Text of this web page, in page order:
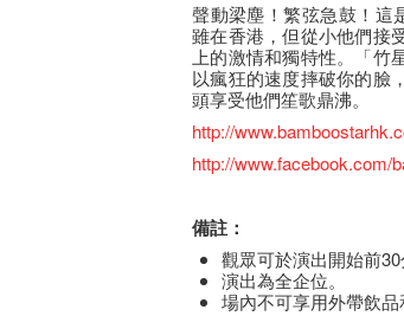
聲動梁塵！繁弦急鼓！這
雖在香港，但從小他們接
上的激情和獨特性。「竹
以瘋狂的速度摔破你的臉
頭享受他們笙歌鼎沸。
http://
http://www.facebook.com/
備註：
觀眾可於演出開始前30
演出為全企位。
場內不可享用外帶飲品